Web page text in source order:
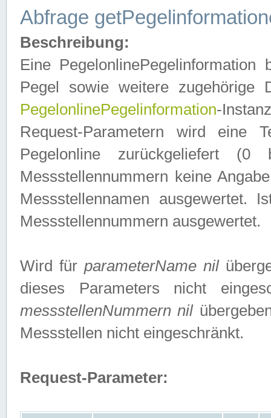
Abfrage
Beschreibung:
Eine
Pegel sowie weitere zugehörige
PegelonlinePegelinformation-
Request-Parametern wird eine
Pegelonline zurückgeliefert
Messstellennummern keine
Messstellennamen ausgewertet.
Messstellennummern ausgewertet.
Wird fürparameterName nil
dieses Parameters nicht
messstellenNummern nil
Messstellen nicht eingeschränkt.
Request-Parameter: